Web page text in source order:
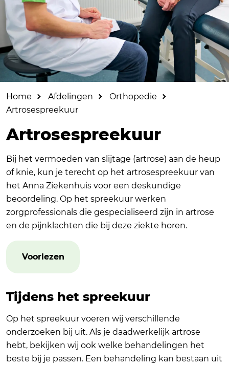
Home Afdelingen
Orthopedie
Artrosespreekuur
Artrosespreekuur
Bij het vermoeden van slijtage (artrose) aan de heup
of knie, kun je terecht op het artrosespreekuur van
het Anna Ziekenhuis voor een deskundige
beoordeling. Op het spreekuur werken
zorgprofessionals die gespecialiseerd zijn in artrose
en de pijnklachten die bij deze ziekte horen.
Voorlezen
Tijdens het spreekuur
Op het spreekuur voeren wij verschillende
onderzoeken bij uit. Als je daadwerkelijk artrose
hebt, bekijken wij ook welke behandelingen het
beste bij je passen. Een behandeling kan bestaan uit